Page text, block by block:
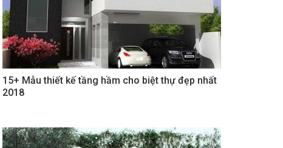
15+ Mẫu thiết kế tầng hầm cho biệt thự đẹp nhất
2018